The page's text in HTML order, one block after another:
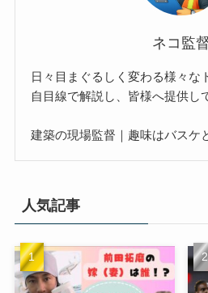
ネコ監
日々目まぐるしく変わる様々な
自目線で解説し、皆様へ提供し
建築の現場監督｜趣味はバスケ
人気記事